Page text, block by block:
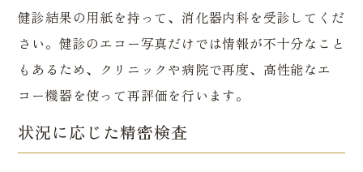
健診結果の用紙を持って、消化器内科を受診してくだ
さい。健診のエコー写真だけでは情報が不十分なこと
もあるため、クリニックや病院で再度、高性能なエ
コー機器を使って再評価を行います。
状況に応じた精密検査